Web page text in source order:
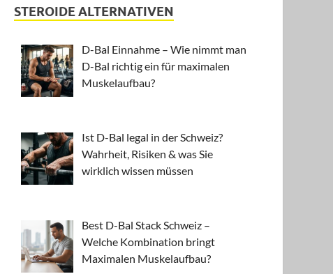
STEROIDE ALTERNATIVEN
D-Bal Einnahme – Wie nimmt man
D-Bal richtig ein für maximalen
Muskelaufbau?
Ist D-Bal legal in der Schweiz?
Wahrheit, Risiken & was Sie
wirklich wissen müssen
Best D-Bal Stack Schweiz –
Welche Kombination bringt
Maximalen Muskelaufbau?